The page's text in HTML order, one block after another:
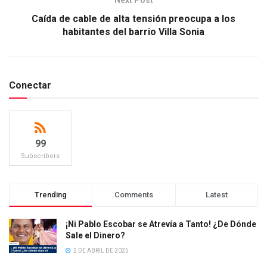
Caída de cable de alta tensión preocupa a los
habitantes del barrio Villa Sonia
Conectar
99
Subscribers
Trending Comments Latest
¡Ni Pablo Escobar se Atrevía a Tanto! ¿De Dónde
Sale el Dinero?
2 DE ABRIL DE 2025